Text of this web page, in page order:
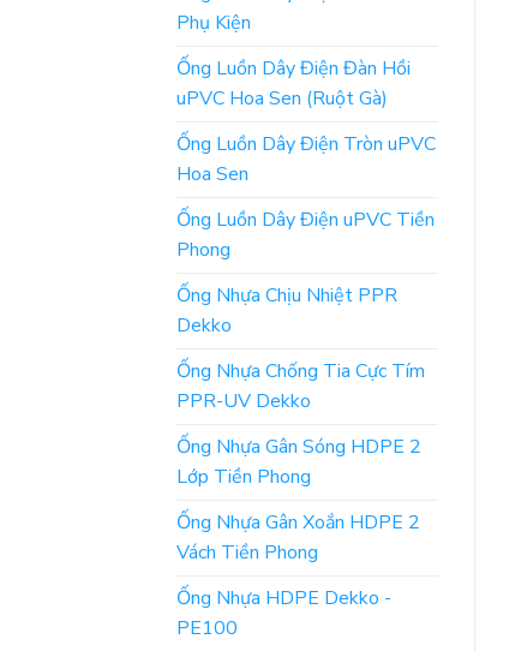
Phụ Kiện
Ống Luồn Dây Điện Đàn Hồi
uPVC Hoa Sen (Ruột Gà)
Ống Luồn Dây Điện Tròn uPVC
Hoa Sen
Ống Luồn Dây Điện uPVC Tiền
Phong
Ống Nhựa Chịu Nhiệt PPR
Dekko
Ống Nhựa Chống Tia Cực Tím
PPR-UV Dekko
Ống Nhựa Gân Sóng HDPE 2
Lớp Tiền Phong
Ống Nhựa Gân Xoắn HDPE 2
Vách Tiền Phong
Ống Nhựa HDPE Dekko -
PE100